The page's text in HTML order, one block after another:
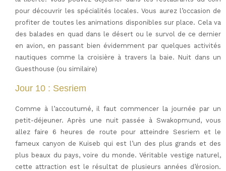
pour découvrir les spécialités locales. Vous aurez l’occasion de
profiter de toutes les animations disponibles sur place. Cela va
des balades en quad dans le désert ou le survol de ce dernier
en avion, en passant bien évidemment par quelques activités
nautiques comme la croisière à travers la baie. Nuit dans un
Guesthouse (ou similaire)
Jour 10 : Sesriem
Comme à l’accoutumé, il faut commencer la journée par un
petit-déjeuner. Après une nuit passée à Swakopmund, vous
allez faire 6 heures de route pour atteindre Sesriem et le
fameux canyon de Kuiseb qui est l’un des plus grands et des
plus beaux du pays, voire du monde. Véritable vestige naturel,
cette attraction est le résultat de plusieurs années d’érosion.